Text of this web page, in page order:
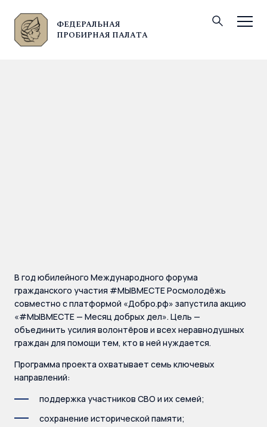
ФЕДЕРАЛЬНАЯ
ПРОБИРНАЯ ПАЛАТА
© Федеральная пробирная палата, 2026
В год юбилейного Международного форума
гражданского участия #МЫВМЕСТЕ Росмолодёжь
совместно с платформой «Добро.рф» запустила акцию
«#МЫВМЕСТЕ — Месяц добрых дел». Цель —
объединить усилия волонтёров и всех неравнодушных
граждан для помощи тем, кто в ней нуждается.
Программа проекта охватывает семь ключевых
направлений:
поддержка участников СВО и их семей;
сохранение исторической памяти;